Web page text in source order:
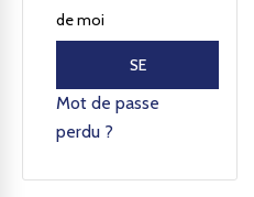
de moi
SE
CONNECTER
Mot de passe
perdu ?